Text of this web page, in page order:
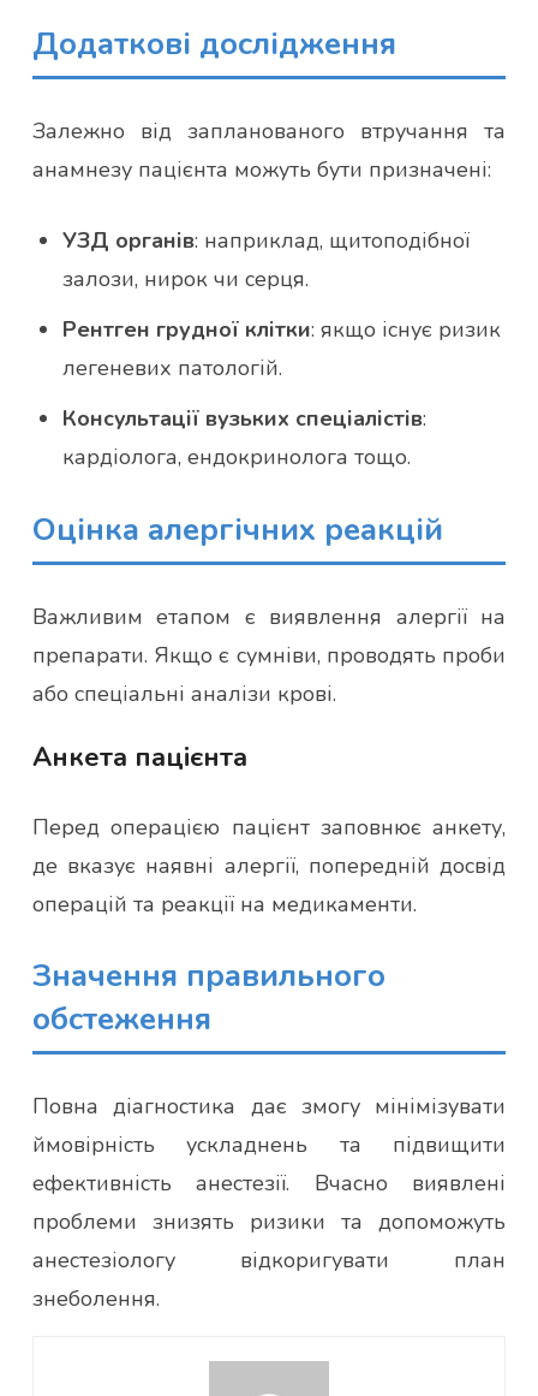
Додаткові дослідження
Залежно від запланованого втручання та
анамнезу пацієнта можуть бути призначені:
УЗД органів: наприклад, щитоподібної
залози, нирок чи серця.
Рентген грудної клітки: якщо існує ризик
легеневих патологій.
Консультації вузьких спеціалістів:
кардіолога, ендокринолога тощо.
Оцінка алергічних реакцій
Важливим етапом є виявлення алергії на
препарати. Якщо є сумніви, проводять проби
або спеціальні аналізи крові.
Анкета пацієнта
Перед операцією пацієнт заповнює анкету,
де вказує наявні алергії, попередній досвід
операцій та реакції на медикаменти.
Значення правильного
обстеження
Повна діагностика дає змогу мінімізувати
ймовірність ускладнень та підвищити
ефективність анестезії. Вчасно виявлені
проблеми знизять ризики та допоможуть
анестезіологу відкоригувати план
знеболення.